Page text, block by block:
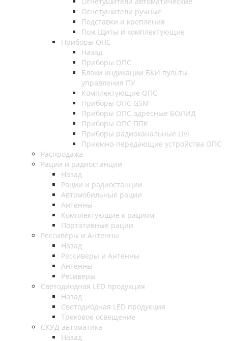
Огнетушители ручные
Подставки и крепления
Пож Щиты и комплектующие
Приборы ОПС
Назад
Приборы ОПС
Блоки индикации БКИ пульты
управления ПУ
Комплектующие ОПС
Приборы ОПС GSM
Приборы ОПС адресные БОЛИД
Приборы ОПС ППК
Приборы радиоканальные Livi
Приемно-передающие устройства ОПС
Распродажа
Рации и радиостанции
Назад
Рации и радиостанции
Автомобильные рации
Антенны
Комплектующие к рациям
Портативные рации
Рессиверы и Антенны
Назад
Рессиверы и Антенны
Антенны
Ресиверы
Светодиодная LED продукция
Назад
Светодиодная LED продукция
Трековое освещение
СКУД автоматика
Назад